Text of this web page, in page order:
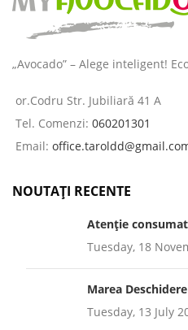
„Avocado” – Alege inteligent!
or.Codru Str. Jubiliară 41 A
Tel. Comenzi: 060201301
Email:
NOUTAȚI RECENTE
Atenție
Tuesday, 18
Marea
Tuesday, 13 July